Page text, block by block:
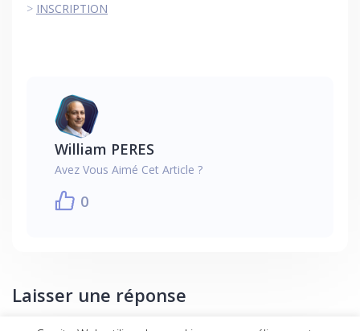
> INSCRIPTION
William PERES
Avez Vous Aimé Cet Article ?
0
Laisser une réponse